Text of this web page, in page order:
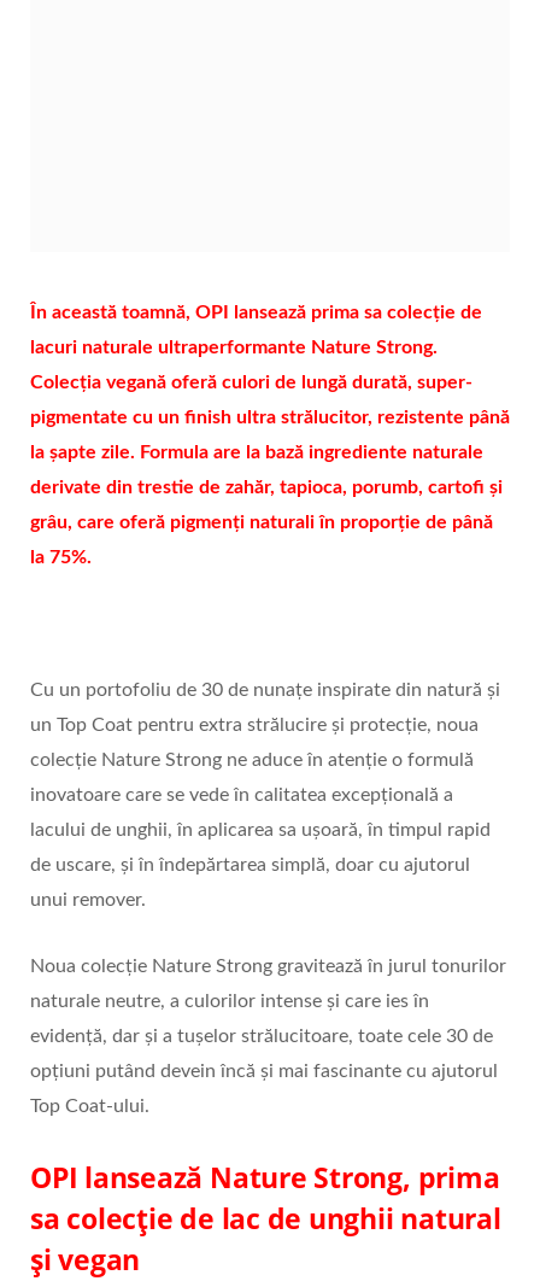
În această toamnă, OPI lansează prima sa colecție de
lacuri naturale ultraperformante Nature Strong.
Colecția vegană oferă culori de lungă durată, super-
pigmentate cu un finish ultra strălucitor, rezistente până
la șapte zile. Formula are la bază ingrediente naturale
derivate din trestie de zahăr, tapioca, porumb, cartofi și
grâu, care oferă pigmenți naturali în proporție de până
la 75%.
Cu un portofoliu de 30 de nunațe inspirate din natură și
un Top Coat pentru extra strălucire și protecție, noua
colecție Nature Strong ne aduce în atenție o formulă
inovatoare care se vede în calitatea excepțională a
lacului de unghii, în aplicarea sa ușoară, în timpul rapid
de uscare, și în îndepărtarea simplă, doar cu ajutorul
unui remover.
Noua colecție Nature Strong gravitează în jurul tonurilor
naturale neutre, a culorilor intense și care ies în
evidență, dar și a tușelor strălucitoare, toate cele 30 de
opțiuni putând devein încă și mai fascinante cu ajutorul
Top Coat-ului.
OPI lansează Nature Strong, prima
sa colecție de lac de unghii natural
și vegan